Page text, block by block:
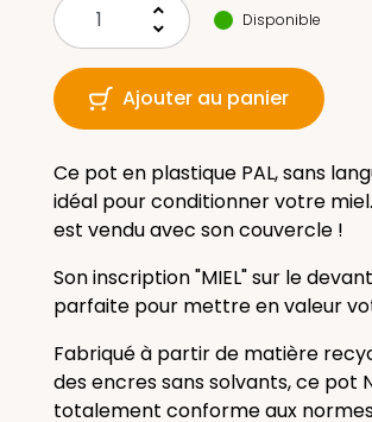
keyboard_arrow_up
keyboard_arrow_down
Disponible
Ajouter au panier
Ce pot en plastique PAL, sans
idéal pour conditionner votre miel.
est vendu avec son couvercle !
Son inscription "MIEL" sur le
parfaite pour mettre en valeur
Fabriqué à partir de matière
des encres sans solvants, ce pot
totalement conforme aux